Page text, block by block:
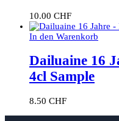
10.00 CHF
In den Warenkorb
Dailuaine 16
4cl Sample
8.50 CHF